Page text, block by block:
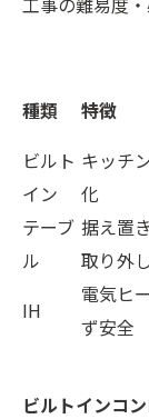
種類 特徴
ビルト
イン
キッチ
化
テーブ
ル
据え置
取り外
IH
電気ヒ
ず安全
ビルトインコ